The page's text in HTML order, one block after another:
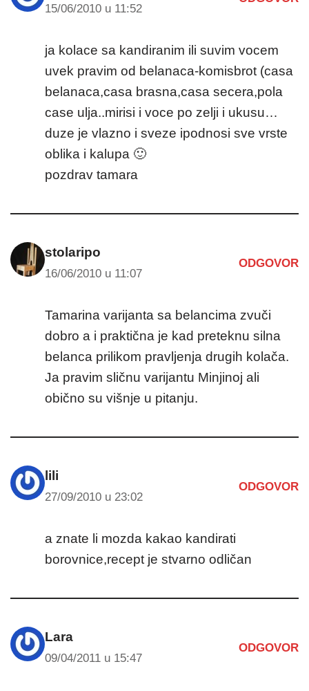
15/06/2010 u 11:52
ja kolace sa kandiranim ili suvim vocem
uvek pravim od belanaca-komisbrot (casa
belanaca,casa brasna,casa secera,pola
case ulja..mirisi i voce po zelji i ukusu…
duze je vlazno i sveze ipodnosi sve vrste
oblika i kalupa 🙂
pozdrav tamara
stolaripo
16/06/2010 u 11:07
ODGOVOR
Tamarina varijanta sa belancima zvuči
dobro a i praktična je kad preteknu silna
belanca prilikom pravljenja drugih kolača.
Ja pravim sličnu varijantu Minjinoj ali
obično su višnje u pitanju.
lili
27/09/2010 u 23:02
ODGOVOR
a znate li mozda kakao kandirati
borovnice,recept je stvarno odličan
Lara
09/04/2011 u 15:47
ODGOVOR